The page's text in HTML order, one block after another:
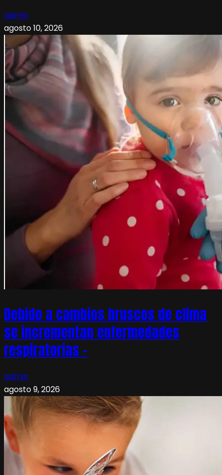
admin
agosto 10, 2026
Debido a cambios bruscos de clima
se incrementan enfermedades
respiratorias –
admin
agosto 9, 2026